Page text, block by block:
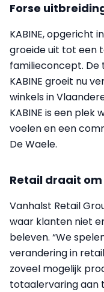
Forse
KABINE, opgericht
groeide uit tot een
familieconcept. De
KABINE groeit nu
winkels in
KABINE is een plek
voelen en een
De Waele.
Retail draait om
Vanhalst Retail
waar klanten niet
beleven. “We
verandering in
zoveel mogelijk
totaalervaring aan